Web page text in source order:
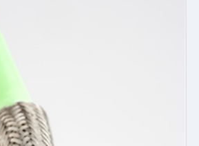
)、超小型(AWG34-46)サイズ
、サイズのご要求に応じて選定
、アルミニウムホイル、その他の材料